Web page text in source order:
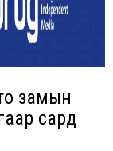
замын
сард